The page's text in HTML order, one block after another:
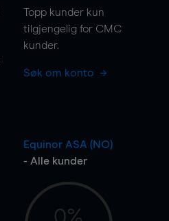
Topp kunder kun
tilgjengelig for CMC
kunder.
Søk om konto
Equinor ASA (NO)
- Alle kunder